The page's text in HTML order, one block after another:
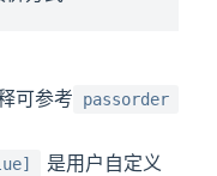
可参考 passorder
是用户自定义